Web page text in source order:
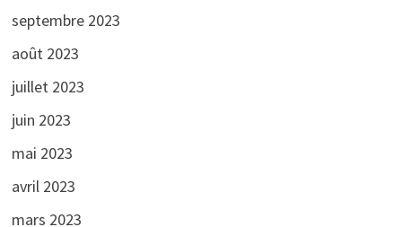
septembre 2023
août 2023
juillet 2023
juin 2023
mai 2023
avril 2023
mars 2023